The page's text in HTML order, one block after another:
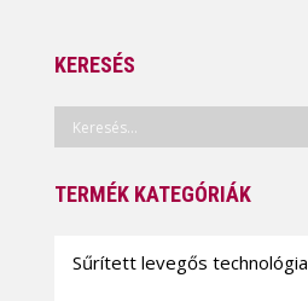
KERESÉS
TERMÉK KATEGÓRIÁK
Sűrített levegős technológia